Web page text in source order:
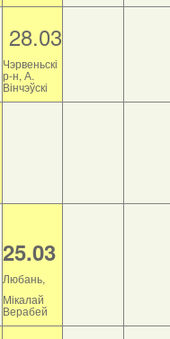
28.03
Чэрвеньскі
р-н, А.
Вінчэўскі
25.03
Любань,
Мікалай
Верабей